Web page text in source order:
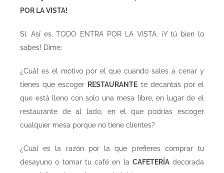
POR LA VISTA!
Sí. Así es. TODO ENTRA POR LA VISTA. ¡Y tú bien lo
sabes! Dime:
¿Cuál es el motivo por el que cuando sales a cenar y
tienes que escoger RESTAURANTE te decantas por el
que está lleno con solo una mesa libre, en lugar de el
restaurante de al lado, en el que podrías escoger
cualquier mesa porque no tiene clientes?
¿Cuál es la razón por la que prefieres comprar tu
desayuno o tomar tu café en la CAFETERÍAdecorada